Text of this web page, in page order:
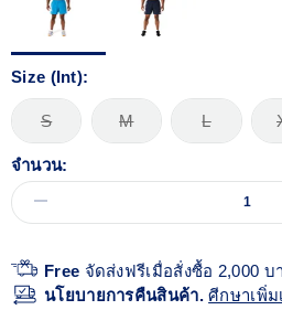
Size (Int):
S M L
จำนวน:
Free จัดส่งฟรีเมื่อสั่งซื้อ 2,000
นโยบายการคืนสินค้า.ศีกษาเพิ่ม